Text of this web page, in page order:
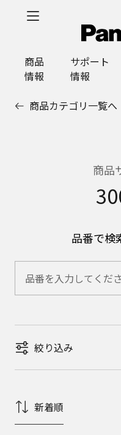
商品
情報
サポート
情報
商品カテゴリ一覧へ
商品
品番で検
絞り込み
新着順